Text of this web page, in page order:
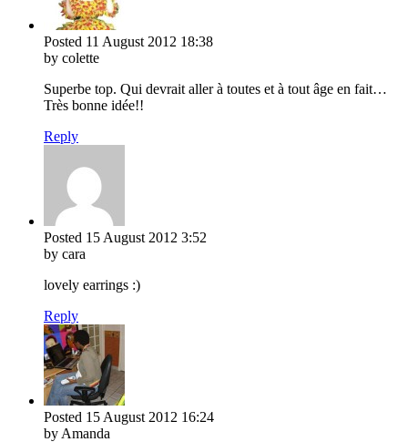
Posted 11 August 2012 18:38
by colette
Superbe top. Qui devrait aller à toutes et à tout âge en fait…
Très bonne idée!!
Reply
Posted 15 August 2012 3:52
by cara
lovely earrings :)
Reply
Posted 15 August 2012 16:24
by Amanda